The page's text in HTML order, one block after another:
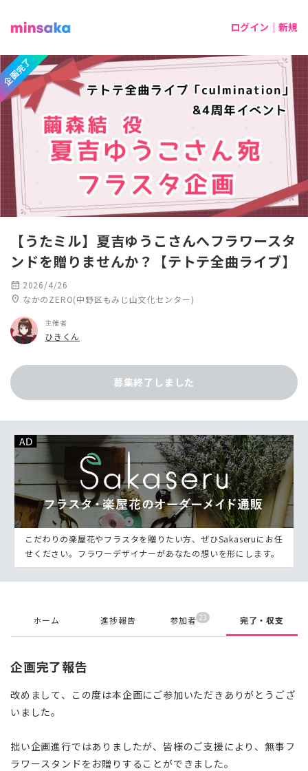
ログイン｜新規
企画完了
【うたミル】夏吉ゆうこさんへフラワースタ
ンドを贈りませんか？【テトテ全曲ライブ】
calendar_month 2026/4/26
location_on なかのZERO(中野区もみじ山文化センター)
主催者
ひきくん
募集終了しました
こだわりの楽屋花やフラスタを贈りたい方、ぜひSakaseruにお任
せください。フラワーデザイナーがあなたの想いを形にします。
ホーム 進捗報告 参加者 23 完了・収支
企画完了報告
改めまして、この度は本企画にご参加いただきありがとうござ
いました。
拙い企画進行ではありましたが、皆様のご支援により、無事フ
ラワースタンドをお贈りすることができました。